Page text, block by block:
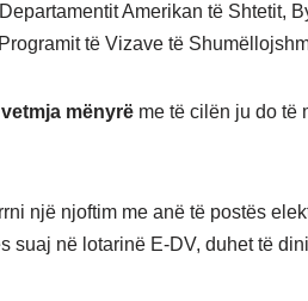
Departamentit Amerikan të Shtetit,
të Vizave të
mënyrë me të cilën ju do të
një njoftim me anë të postës
suaj në lotarinë E-DV, duhet të